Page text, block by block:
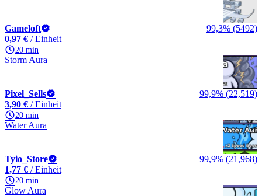
Gameloft
99,3% (5492)
0,97 € / Einheit
20 min
Storm Aura
Pixel_Sells
99,9% (22,519)
3,90 € / Einheit
20 min
Water Aura
Tyio_Store
99,9% (21,968)
1,77 € / Einheit
20 min
Glow Aura